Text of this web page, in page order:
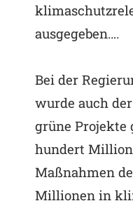
ausgegeben….
Bei der
wurde auch
grüne Projekte
hundert
Maßnahmen
Millionen in